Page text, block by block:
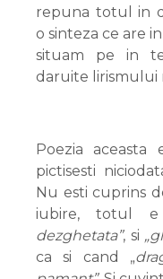
repuna totul in
o sinteza ce are
situam pe in
daruite lirismului
Poezia
pictisesti
Nu esti cuprins
iubire, totul
dezghetata”, si
ca si cand „